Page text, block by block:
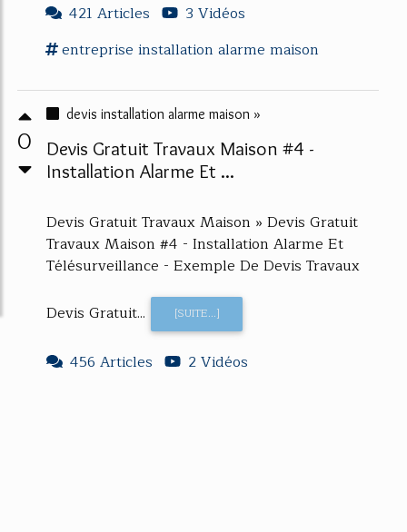
421 Articles
3 Vidéos
entreprise installation alarme maison
0
devis installation alarme maison »
Devis Gratuit Travaux Maison #4 -
Installation Alarme Et ...
Devis Gratuit Travaux Maison » Devis Gratuit
Travaux Maison #4 - Installation Alarme Et
Télésurveillance - Exemple De Devis Travaux
Devis Gratuit... [SUITE...]
456 Articles 2 Vidéos